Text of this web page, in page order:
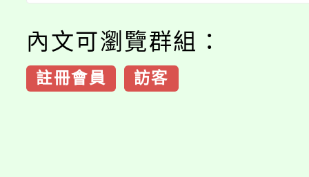
內文可瀏覽群組：
註冊會員 訪客